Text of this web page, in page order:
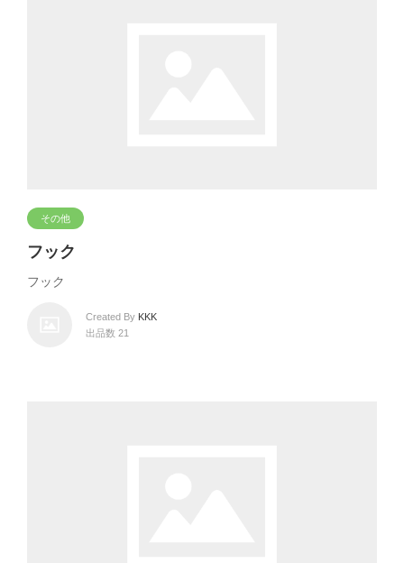
その他
フック
フック
Created By KKK
出品数 21